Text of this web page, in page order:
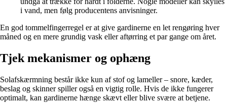
i vand, men følg producentens anvisninger.
En god tommelfingerregel er at give gardinerne en let rengøring hver
måned og en mere grundig vask eller aftørring et par gange om året.
Tjek mekanismer og ophæng
Solafskærmning består ikke kun af stof og lameller – snore, kæder,
beslag og skinner spiller også en vigtig rolle. Hvis de ikke fungerer
optimalt, kan gardinerne hænge skævt eller blive svære at betjene.